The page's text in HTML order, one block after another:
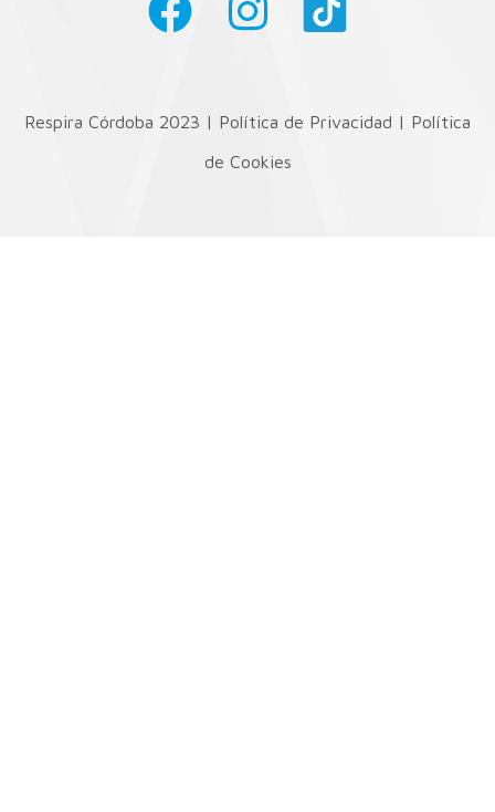
Respira Córdoba 2023 | Política de Privacidad | Política
de Cookies